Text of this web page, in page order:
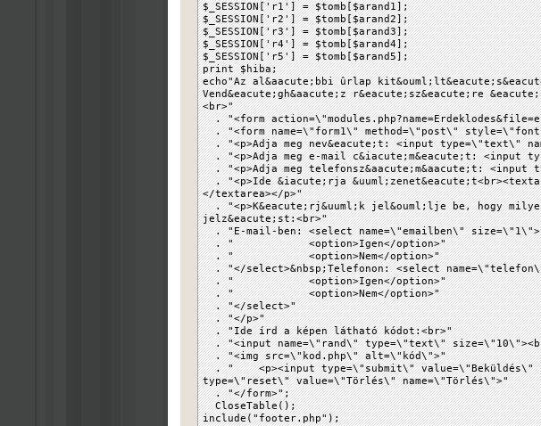
$_SESSION['r1'] = $tomb[$arand1];
$_SESSION['r2'] = $tomb[$arand2];
$_SESSION['r3'] = $tomb[$arand3];
$_SESSION['r4'] = $tomb[$arand4];
$_SESSION['r5'] = $tomb[$arand5];
print $hiba;
echo"Az al&aacute;bbi ûrlap
Vend&eacute;gh&aacute;z r&eacute;sz&eacute;re
<br>"
. "<form
. "<form name=\"form1\" method=\"post\"
. "<p>Adja meg nev&eacute;t: <input type=\"text\"
. "<p>Adja meg e-mail c&iacute;m&eacute;t: <input
. "<p>Adja meg telefonsz&aacute;m&aacute;t: <input
. "<p>Ide &iacute;rja
</textarea></p>"
. "<p>K&eacute;rj&uuml;k jel&ouml;lje be, hogy
jelz&eacute;st:<br>"
. "E-mail-ben: <select name=\"emailben\"
. " <option>Igen</option>"
. " <option>Nem</option>"
. "</select>&nbsp;Telefonon: <select
. " <option>Igen</option>"
. " <option>Nem</option>"
. "</select>"
. "</p>"
. "Ide írd a képen látható kódot:<br>"
. "<input name=\"rand\" type=\"text\"
. "<img src=\"kod.php\" alt=\"kód\">"
. " <p><input type=\"submit\" value=\"Beküldés\"
type=\"reset\" value=\"Törlés\" name=\"Törlés\">"
. "</form>";
CloseTable();
include("footer.php");